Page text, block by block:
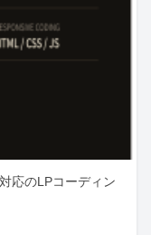
応のLPコーディン